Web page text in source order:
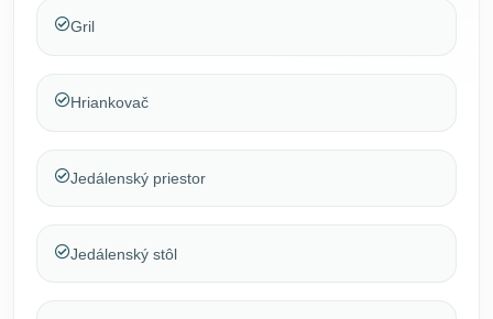
Gril
Hriankovač
Jedálenský priestor
Jedálenský stôl